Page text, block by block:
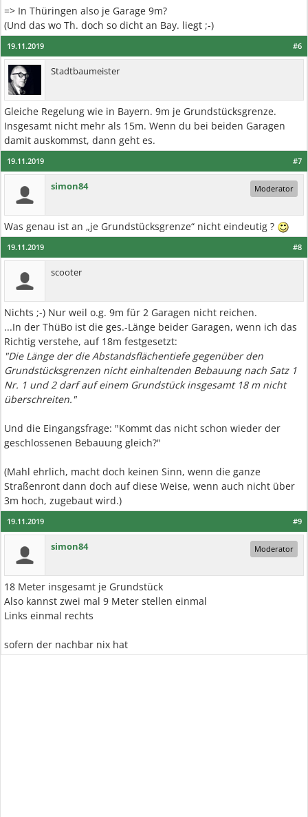
=> In Thüringen also je Garage 9m?
(Und das wo Th. doch so dicht an Bay. liegt ;-)
#6
19.11.2019
Stadtbaumeister
Gleiche Regelung wie in Bayern. 9m je Grundstücksgrenze.
Insgesamt nicht mehr als 15m. Wenn du bei beiden Garagen
damit auskommst, dann geht es.
#7
19.11.2019
simon84 Moderator
Was genau ist an „je Grundstücksgrenze“ nicht eindeutig ?
#8
19.11.2019
scooter
Nichts ;-) Nur weil o.g. 9m für 2 Garagen nicht reichen.
...In der ThüBo ist die ges.-Länge beider Garagen, wenn ich das
Richtig verstehe, auf 18m festgesetzt:
"Die Länge der die Abstandsflächentiefe gegenüber den
Grundstücksgrenzen nicht einhaltenden Bebauung nach Satz 1
Nr. 1 und 2 darf auf einem Grundstück insgesamt 18 m nicht
überschreiten."
Und die Eingangsfrage: "Kommt das nicht schon wieder der
geschlossenen Bebauung gleich?"
(Mahl ehrlich, macht doch keinen Sinn, wenn die ganze
Straßenront dann doch auf diese Weise, wenn auch nicht über
3m hoch, zugebaut wird.)
#9
19.11.2019
simon84 Moderator
18 Meter insgesamt je Grundstück
Also kannst zwei mal 9 Meter stellen einmal
Links einmal rechts
sofern der nachbar nix hat